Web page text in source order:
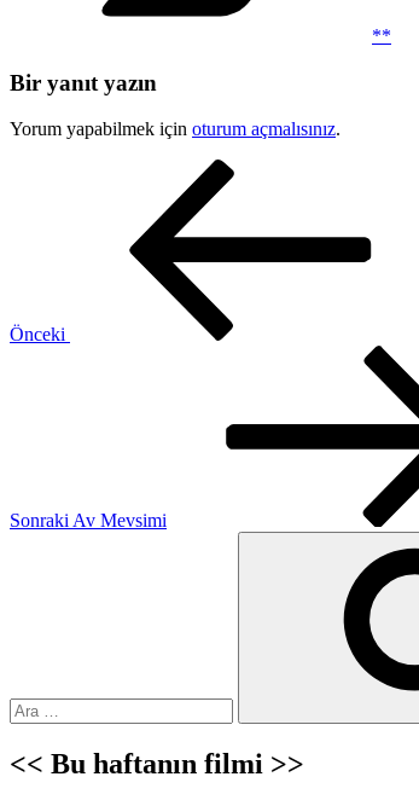
**
Bir yanıt yazın
Yorum yapabilmek için oturum açmalısınız.
Önceki
Sonraki Av Mevsimi
<< Bu haftanın filmi >>